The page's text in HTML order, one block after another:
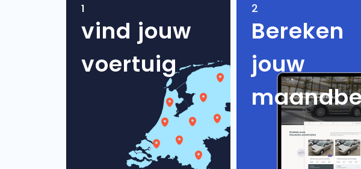
1
vind jouw
voertuig
2
Bereken
jouw